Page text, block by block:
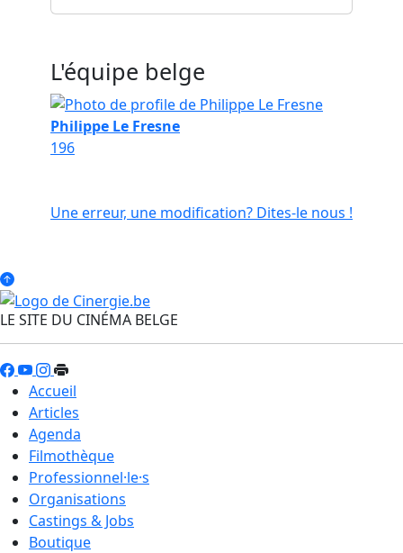
L'équipe belge
Philippe Le Fresne
196
Une erreur, une modification? Dites-le nous !
LE SITE DU CINÉMA BELGE
Accueil
Articles
Agenda
Filmothèque
Professionnel·le·s
Organisations
Castings & Jobs
Boutique